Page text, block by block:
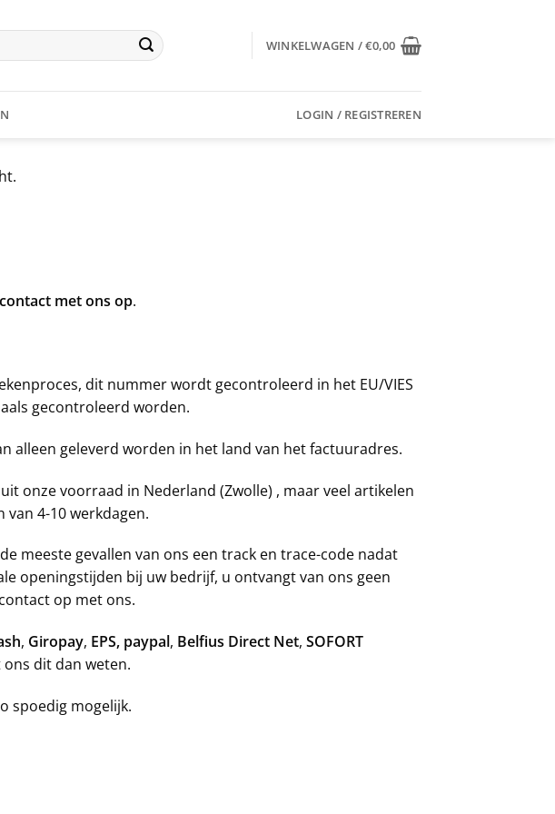
WINKELWAGEN /€0,00
LOGIN / REGISTREREN
met ons op.
dit nummer wordt gecontroleerd in het EU/VIES
gecontroleerd worden.
alleen geleverd worden in het land van het factuuradres.
onze voorraad in Nederland (Zwolle) , maar veel artikelen
4-10 werkdagen.
meeste gevallen van ons een track en trace-code nadat
openingstijden bij uw bedrijf, u ontvangt van ons geen
op met ons.
, Giropay, EPS, paypal, Belfius Direct Net, SOFORT
dit dan weten.
spoedig mogelijk.